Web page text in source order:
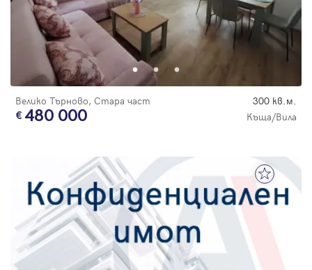
Велико Търново, Стара част 300 кв.м.
480 000 Къща/Вила